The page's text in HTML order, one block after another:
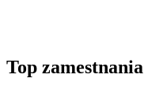
Top zamestnania